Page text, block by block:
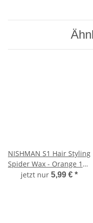
NISHMAN S1 Hair Styling
Spider Wax - Orange 150
ml XL
jetzt nur 5,99 € *